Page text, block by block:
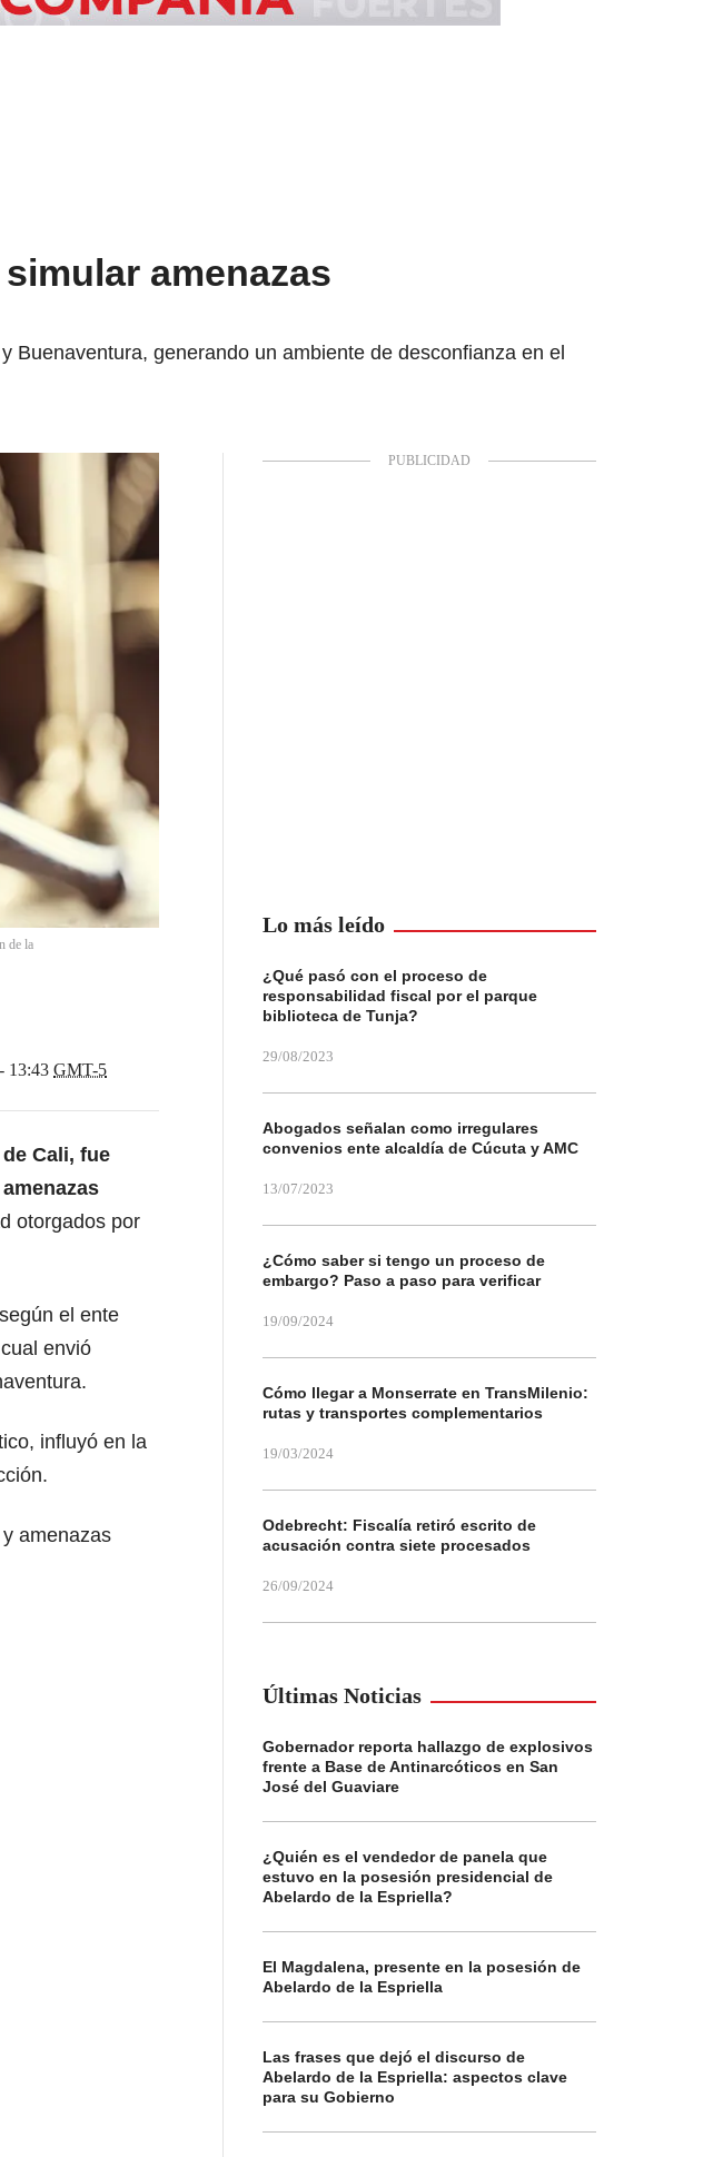
amenazas
generando un ambiente de desconfianza en el
de la
13:43 GMT-5
Cali, fue
otorgados por
el ente
envió
influyó en la
amenazas
Lo más leído
¿Qué pasó con el proceso de
responsabilidad fiscal por el parque
biblioteca de Tunja?
29/08/2023
Abogados señalan como irregulares
convenios ente alcaldía de Cúcuta y AMC
13/07/2023
¿Cómo saber si tengo un proceso de
embargo? Paso a paso para verificar
19/09/2024
Cómo llegar a Monserrate en TransMilenio:
rutas y transportes complementarios
19/03/2024
Odebrecht: Fiscalía retiró escrito de
acusación contra siete procesados
26/09/2024
Últimas Noticias
Gobernador reporta hallazgo de explosivos
frente a Base de Antinarcóticos en San
José del Guaviare
¿Quién es el vendedor de panela que
estuvo en la posesión presidencial de
Abelardo de la Espriella?
El Magdalena, presente en la posesión de
Abelardo de la Espriella
Las frases que dejó el discurso de
Abelardo de la Espriella: aspectos clave
para su Gobierno